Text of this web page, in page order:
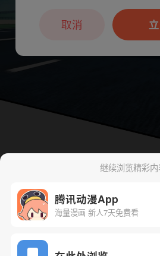
继续浏览精彩
腾讯动漫App
海量漫画 新人7天免费看
本章节仅支持App阅读，
户7天免费看
取消